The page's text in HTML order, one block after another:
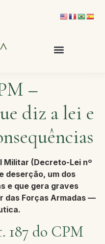
–
diz a lei e
Militar (Decreto-Lei nº
deserção, um dos
e que gera graves
das Forças Armadas —
187 do CPM